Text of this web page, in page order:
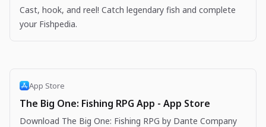
Cast, hook, and reel! Catch legendary fish and complete
your Fishpedia.
App Store
The Big One: Fishing RPG App - App Store
Download The Big One: Fishing RPG by Dante Company